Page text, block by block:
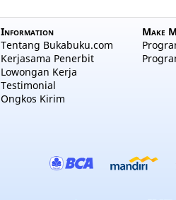
Information
Tentang Bukabuku.com
Kerjasama Penerbit
Lowongan Kerja
Testimonial
Ongkos Kirim
Make